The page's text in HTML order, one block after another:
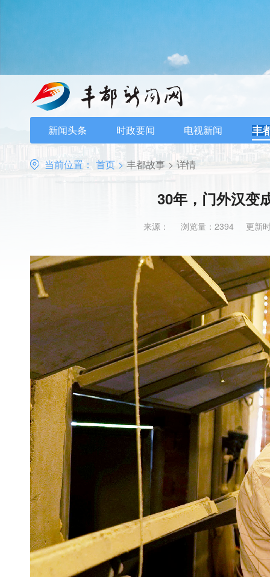
新闻头条 时政要闻 电视新闻 丰
当前位置： 首页 > 丰都故事 > 详情
30年，门外汉变
来源： 浏览量：2394 更新